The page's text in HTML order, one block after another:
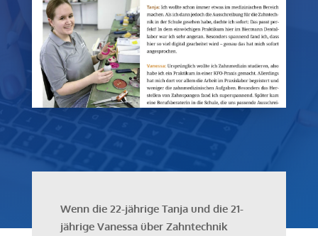
Wenn die 22-jährige Tanja und die 21-
jährige Vanessa über Zahntechnik